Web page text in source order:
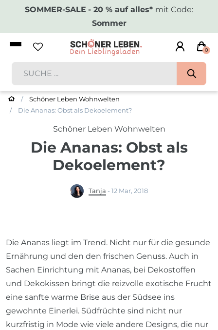
SOMMER-SALE - 20 % auf alles* mit Code:
Sommer
0
Schöner Leben Wohnwelten
Die Ananas: Obst als Dekoelement?
Schöner Leben Wohnwelten
Die Ananas: Obst als
Dekoelement?
Tanja - 12 Mar, 2018
Die Ananas liegt im Trend. Nicht nur für die gesunde
Ernährung und den den frischen Genuss. Auch in
Sachen Einrichtung mit Ananas, bei Dekostoffen
und Dekokissen bringt die reizvolle exotische Frucht
eine sanfte warme Brise aus der Südsee ins
gewohnte Einerlei. Südfrüchte sind nicht nur
kurzfristig in Mode wie viele andere Designs, die nur